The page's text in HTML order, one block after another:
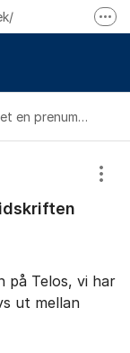
Finns det en prenumeration på tidskriften Telos?
på Telos, vi har
ut mellan